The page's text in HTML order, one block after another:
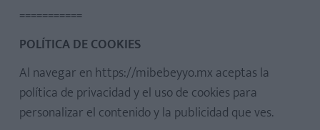
===========
POLÍTICA DE COOKIES
Al navegar en https://mibebeyyo.mx aceptas la
política de privacidad y el uso de cookies para
personalizar el contenido y la publicidad que ves.